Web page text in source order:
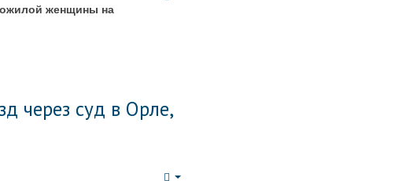
женщины на
через суд в Орле,